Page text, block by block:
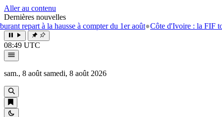
Aller au contenu
Dernières nouvelles
à la hausse à compter du 1er août●Côte d'Ivoire : la FIF tourne
08:49 UTC
sam., 8 août samedi, 8 août 2026